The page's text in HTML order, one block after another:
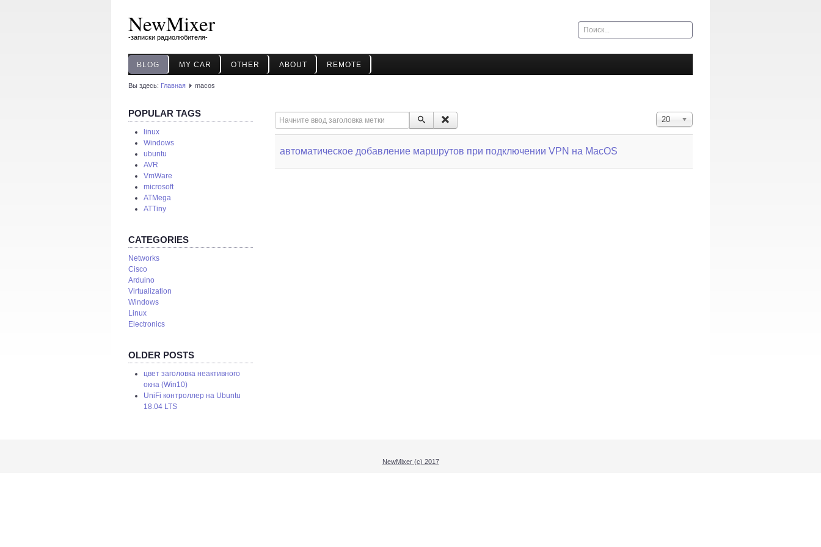
NewMixer
-записки радиолюбителя-
Искать...
BLOG MY CAR OTHER ABOUT REMOTE
Вы здесь: Главная macos
POPULAR TAGS
linux
Windows
ubuntu
AVR
VmWare
microsoft
ATMega
ATTiny
CATEGORIES
Networks
Cisco
Arduino
Virtualization
Windows
Linux
Electronics
OLDER POSTS
цвет заголовка неактивного
окна (Win10)
UniFi контроллер на Ubuntu
18.04 LTS
Начните ввод заголовка метки Кол-во строк:
20
автоматическое добавление маршрутов при подключении VPN на MacOS
NewMixer (c) 2017